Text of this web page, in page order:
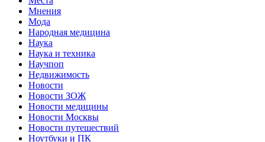
Мнения
Мода
Народная медицина
Наука
Наука и техника
Научпоп
Недвижимость
Новости
Новости ЗОЖ
Новости медицины
Новости Москвы
Новости путешествий
Ноутбуки и ПК